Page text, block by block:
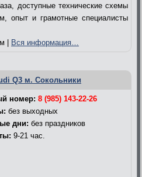
доступные технические схемы
опыт и грамотные специалисты
| Вся информация…
Q3 м. Сокольники
номер: 8 (985) 143-22-26
без выходных
дни: без праздников
9-21 час.